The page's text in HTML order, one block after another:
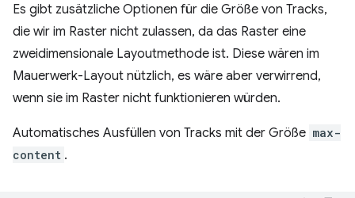
Es gibt zusätzliche Optionen für die Größe von Tracks,
die wir im Raster nicht zulassen, da das Raster eine
zweidimensionale Layoutmethode ist. Diese wären im
Mauerwerk-Layout nützlich, es wäre aber verwirrend,
wenn sie im Raster nicht funktionieren würden.
Automatisches Ausfüllen von Tracks mit der Größe max-
content .